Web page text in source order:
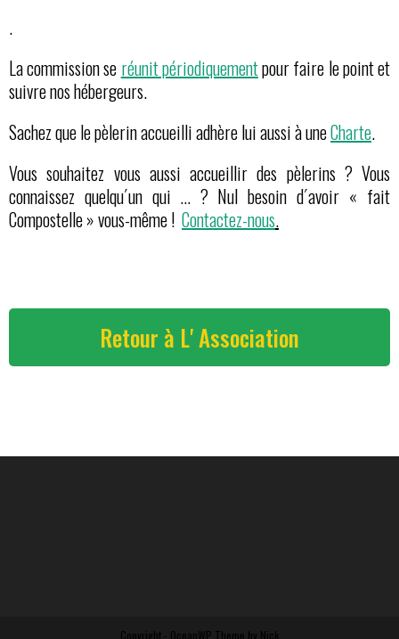
.
La commission se réunit périodiquementpour faire le point et
suivre nos hébergeurs.
Sachez que le pèlerin accueilli adhère lui aussi à uneCharte.
Vous souhaitez vous aussi accueillir des pèlerins ? Vous
connaissez quelqu´un qui … ? Nul besoin d´avoir « fait
Compostelle » vous-même ! Contactez-nous.
Retour à L' Association
Copyright - OceanWP Theme by Nick